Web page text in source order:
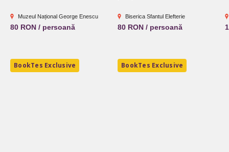
Muzeul Național George Enescu
80 RON / persoană
BookTes Exclusive
Biserica Sfantul Elefterie
80 RON / persoană
BookTes Exclusive